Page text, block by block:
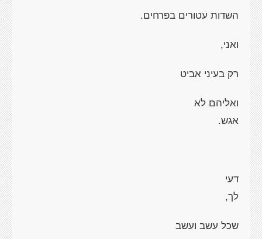
השדות עטורים בפרחים.
ואני,
רק בעיני אביט
ואליהם לא
אגש.
דעי
לך,
שכל עשב ועשב